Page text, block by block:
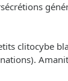
clitocybe